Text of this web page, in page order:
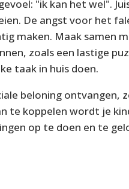
"ik kan het wel".
De angst voor het
maken. Maak samen
zoals een lastige
taak in huis doen.
beloning ontvangen,
te koppelen wordt je
op te doen en te